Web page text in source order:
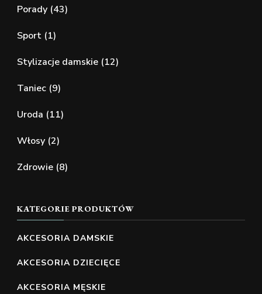
Porady (43)
Sport (1)
Stylizacje damskie (12)
Taniec (9)
Uroda (11)
Włosy (2)
Zdrowie (8)
KATEGORIE PRODUKTÓW
AKCESORIA DAMSKIE
AKCESORIA DZIECIĘCE
AKCESORIA MĘSKIE